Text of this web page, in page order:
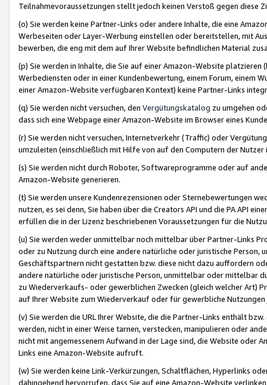
Teilnahmevoraussetzungen stellt jedoch keinen Verstoß gegen diese
(o) Sie werden keine Partner-Links oder andere Inhalte, die eine
Werbeseiten oder Layer-Werbung einstellen oder bereitstellen, mit
bewerben, die eng mit dem auf Ihrer Website befindlichen Material
(p) Sie werden in Inhalte, die Sie auf einer Amazon-Website
Werbediensten oder in einer Kundenbewertung, einem Forum, einem
einer Amazon-Website verfügbaren Kontext) keine Partner-Links
(q) Sie werden nicht versuchen, den Vergütungskatalog zu umgehen
dass sich eine Webpage einer Amazon-Website im Browser eines
(r) Sie werden nicht versuchen, Internetverkehr (Traffic) oder
umzuleiten (einschließlich mit Hilfe von auf den Computern der
(s) Sie werden nicht durch Roboter, Softwareprogramme oder auf
Amazon-Website generieren.
(t) Sie werden unsere Kundenrezensionen oder Sternebewertungen
nutzen, es sei denn, Sie haben über die Creators API und die PA API
erfüllen die in der Lizenz beschriebenen Voraussetzungen für die
(u) Sie werden weder unmittelbar noch mittelbar über Partner-Links
oder zu Nutzung durch eine andere natürliche oder juristische
Geschäftspartnern nicht gestatten bzw. diese nicht dazu auffordern
andere natürliche oder juristische Person, unmittelbar oder mittelbar
zu Wiederverkaufs- oder gewerblichen Zwecken (gleich welcher Art)
auf Ihrer Website zum Wiederverkauf oder für gewerbliche
(v) Sie werden die URL Ihrer Website, die die Partner-Links enthält
werden, nicht in einer Weise tarnen, verstecken, manipulieren oder
nicht mit angemessenem Aufwand in der Lage sind, die Website oder
Links eine Amazon-Website aufruft.
(w) Sie werden keine Link-Verkürzungen, Schaltflächen, Hyperlinks
dahingehend hervorrufen, dass Sie auf eine Amazon-Website